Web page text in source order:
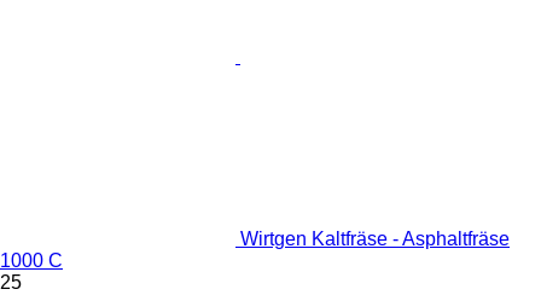
Wirtgen Kaltfräse - Asphaltfräse
1000 C
25